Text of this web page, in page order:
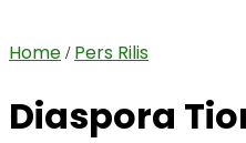
Home / Pers Rilis
Diaspora